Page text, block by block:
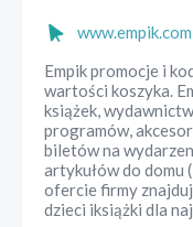
www.empik.com
Empik promocje i
wartości koszyka.
książek,
programów,
biletów na
artykułów do domu
ofercie firmy
dzieci iksiążki dla